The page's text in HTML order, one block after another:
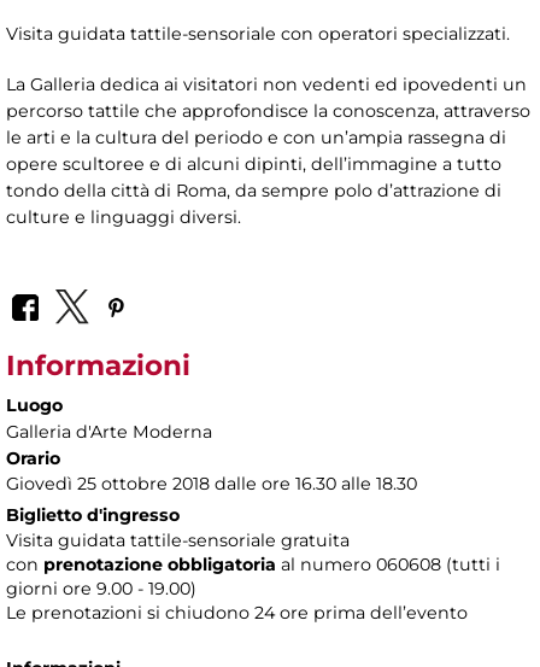
Visita guidata tattile-sensoriale con operatori specializzati.
La Galleria dedica ai visitatori non vedenti ed ipovedenti un
percorso tattile che approfondisce la conoscenza, attraverso
le arti e la cultura del periodo e con un’ampia rassegna di
opere scultoree e di alcuni dipinti, dell’immagine a tutto
tondo della città di Roma, da sempre polo d’attrazione di
culture e linguaggi diversi.
Informazioni
Luogo
Galleria d'Arte Moderna
Orario
Giovedì 25 ottobre 2018 dalle ore 16.30 alle 18.30
Biglietto d'ingresso
Visita guidata tattile-sensoriale gratuita
con prenotazione obbligatoria al numero 060608 (tutti i
giorni ore 9.00 - 19.00)
Le prenotazioni si chiudono 24 ore prima dell’evento